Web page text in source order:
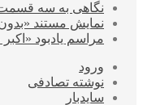
نگاهی به سه قسمت
نمایش مستند
مراسم یادبود
ورود
نوشته تصادفی
سایدبار